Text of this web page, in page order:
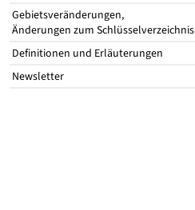
Gebietsveränderungen,
Änderungen zum Schlüsselverzeichnis
Definitionen und Erläuterungen
Newsletter